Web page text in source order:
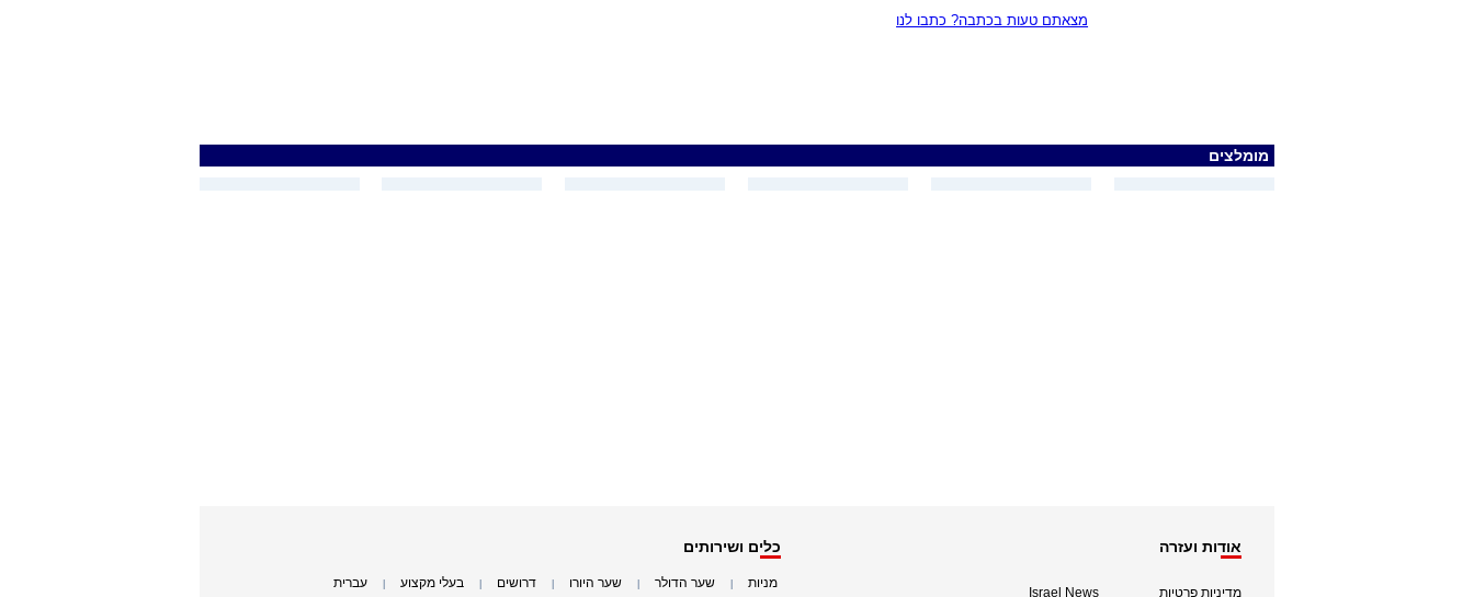
מצאתם טעות בכתבה? כתבו לנו
מומלצים
אודות ועזרה
מדיניות פרטיות Israel News
כלים ושירותים
מניות שער הדולר שער היורו דרושים בעלי מקצוע עברית